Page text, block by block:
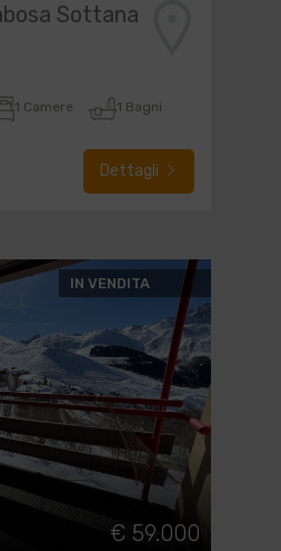
Sottana
1 Camere 1 Bagni
Dettagli
IN VENDITA
€ 59.000